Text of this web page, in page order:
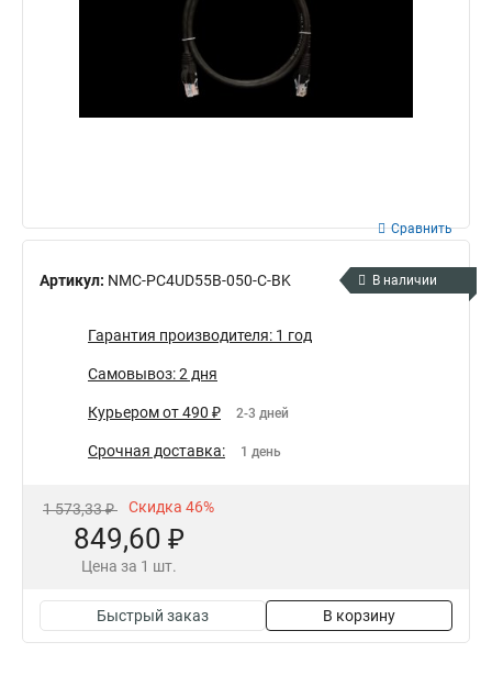
Артикул: NMC-PC4UD55B-050-C-BK
Сравнить
В наличии
Гарантия производителя: 1 год
Самовывоз: 2 дня
Курьером от 490 ₽ 2-3 дней
Срочная доставка: 1 день
1 573,33 ₽ Скидка 46%
849,60 ₽
Цена за 1 шт.
Быстрый заказ В корзину